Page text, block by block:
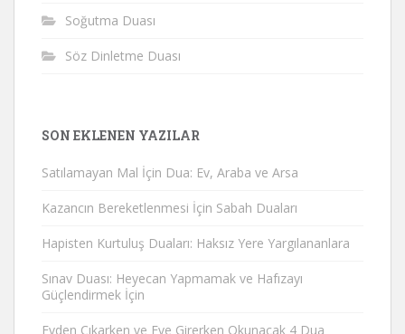
Soğutma Duası
Söz Dinletme Duası
SON EKLENEN YAZILAR
Satılamayan Mal İçin Dua: Ev, Araba ve Arsa
Kazancın Bereketlenmesi İçin Sabah Duaları
Hapisten Kurtuluş Duaları: Haksız Yere Yargılananlara
Sınav Duası: Heyecan Yapmamak ve Hafızayı
Güçlendirmek İçin
Evden Çıkarken ve Eve Girerken Okunacak 4 Dua